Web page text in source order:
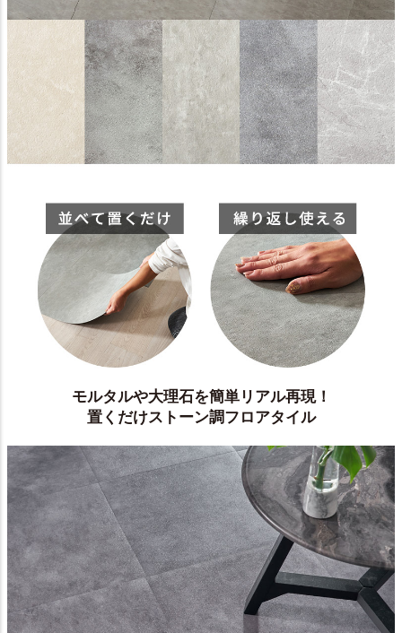
モルタルや大理石を簡単リアル再現！
置くだけストーン調フロアタイル